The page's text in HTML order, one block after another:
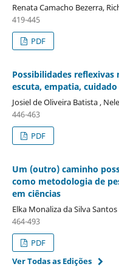
Renata Camacho Bezerra,
419-445
PDF
Possibilidades
escuta, empatia, cuidado
Josiel de Oliveira Batista ,
446-463
PDF
Um (outro) caminho
como metodologia de
em ciências
Elka Monaliza da Silva
464-493
PDF
Ver Todas as Edições